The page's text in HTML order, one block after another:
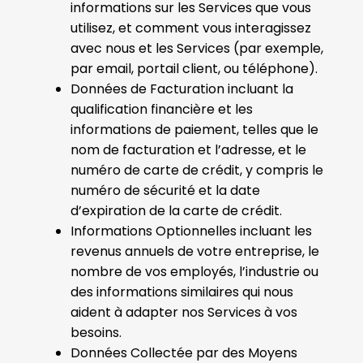
informations sur les Services que vous
utilisez, et comment vous interagissez
avec nous et les Services (par exemple,
par email, portail client, ou téléphone).
Données de Facturation incluant la
qualification financière et les
informations de paiement, telles que le
nom de facturation et l’adresse, et le
numéro de carte de crédit, y compris le
numéro de sécurité et la date
d’expiration de la carte de crédit.
Informations Optionnelles incluant les
revenus annuels de votre entreprise, le
nombre de vos employés, l’industrie ou
des informations similaires qui nous
aident à adapter nos Services à vos
besoins.
Données Collectée par des Moyens